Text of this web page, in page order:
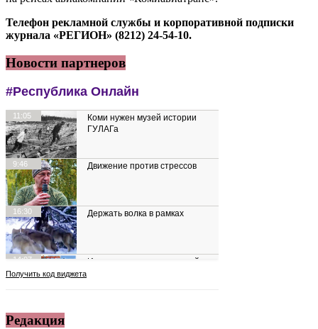
Телефон рекламной службы и корпоративной подписки
журнала «РЕГИОН» (8212) 24-54-10.
Новости партнеров
Редакция